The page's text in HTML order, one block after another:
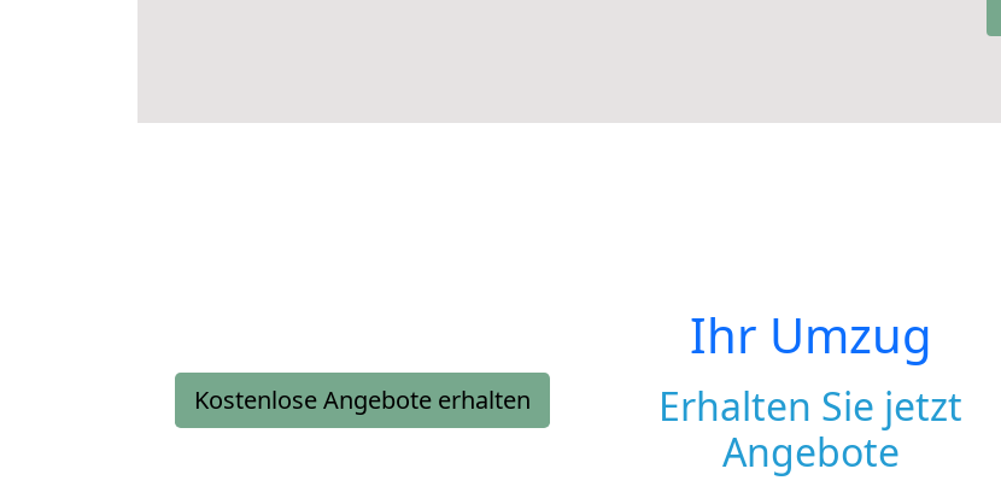
Kostenlose Angebote erhalten
Ihr Umzug
Erhalten Sie jetzt
Angebote